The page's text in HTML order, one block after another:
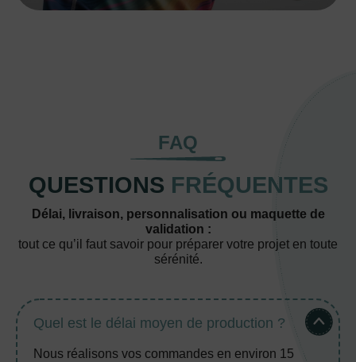
FAQ
QUESTIONS FRÉQUENTES
Délai, livraison, personnalisation ou maquette de
validation :
tout ce qu’il faut savoir pour préparer votre projet en toute
sérénité.
Quel est le délai moyen de production ?
Nous réalisons vos commandes en environ 15